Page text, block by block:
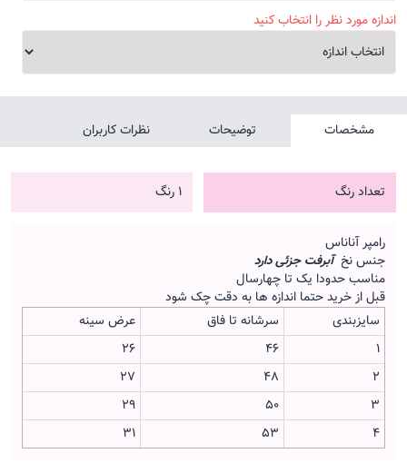
اندازه مورد نظر را انتخاب کنید
مشخصات توضیحات نظرات کاربران
تعداد رنگ 1 رنگ
رامپر آناناس
جنس نخ آبرفت جزئی دارد
مناسب حدودا یک تا چهارسال
قبل از خرید حتما اندازه ها به دقت چک شود
سایزبندی
سرشانه تا فاق
عرض سینه
1
46
26
2
48
27
3
50
29
4
53
31